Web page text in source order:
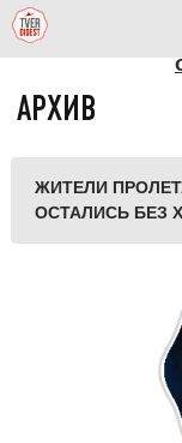
АРХИВ
ЖИТЕЛИ
ОСТАЛИСЬ БЕЗ